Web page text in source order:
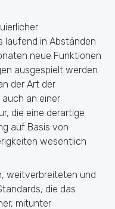
laufend in Abständen
neue Funktionen
ausgespielt werden.
der Art der
auch an einer
die eine derartige
auf Basis von
wesentlich
weitverbreiteten und
die das
mitunter